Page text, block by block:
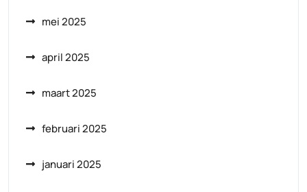
mei 2025
april 2025
maart 2025
februari 2025
januari 2025